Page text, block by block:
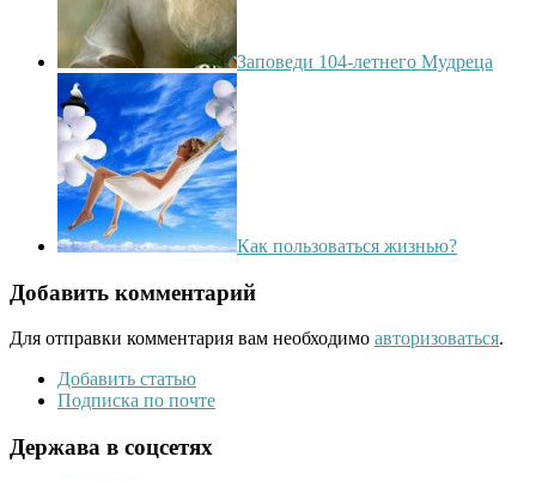
Заповеди 104-летнего Мудреца
Как пользоваться жизнью?
Добавить комментарий
Для отправки комментария вам необходимо авторизоваться.
Добавить статью
Подписка по почте
Держава в соцсетях